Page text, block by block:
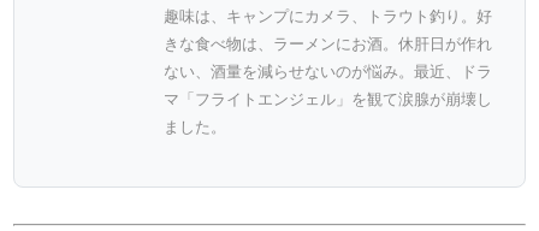
趣味は、キャンプにカメラ、トラウト釣り。好
きな食べ物は、ラーメンにお酒。休肝日が作れ
ない、酒量を減らせないのが悩み。最近、ドラ
マ「フライトエンジェル」を観て涙腺が崩壊し
ました。